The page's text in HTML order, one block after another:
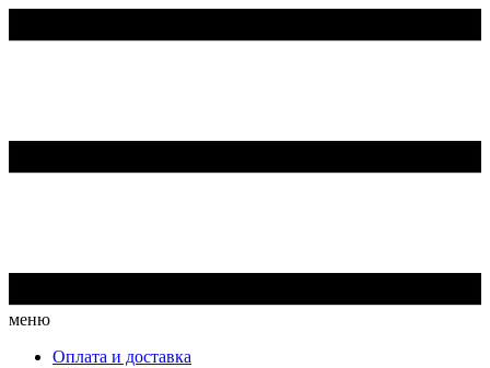
меню
Оплата и доставка